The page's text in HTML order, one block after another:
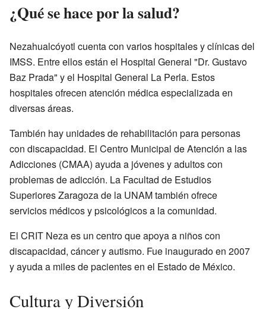
¿Qué se hace por la salud?
Nezahualcóyotl cuenta con varios hospitales y clínicas del
IMSS. Entre ellos están el Hospital General "Dr. Gustavo
Baz Prada" y el Hospital General La Perla. Estos
hospitales ofrecen atención médica especializada en
diversas áreas.
También hay unidades de rehabilitación para personas
con discapacidad. El Centro Municipal de Atención a las
Adicciones (CMAA) ayuda a jóvenes y adultos con
problemas de adicción. La Facultad de Estudios
Superiores Zaragoza de la UNAM también ofrece
servicios médicos y psicológicos a la comunidad.
El CRIT Neza es un centro que apoya a niños con
discapacidad, cáncer y autismo. Fue inaugurado en 2007
y ayuda a miles de pacientes en el Estado de México.
Cultura y Diversión